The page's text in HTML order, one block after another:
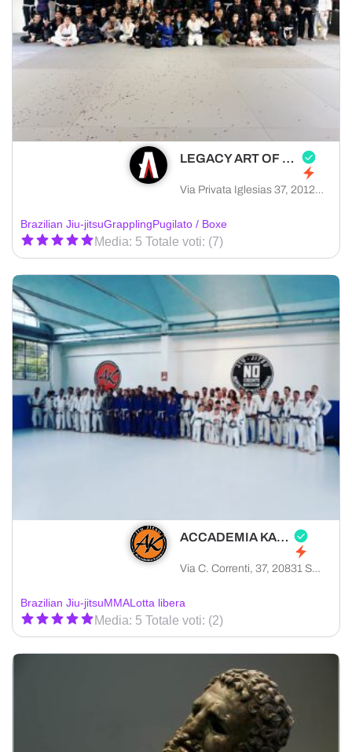
LEGACY ART OF FIGHTING
Via Privata Iglesias 37, 20128 Milano città metropolitana di Milano, Italia
Brazilian Jiu-jitsuGrapplingPugilato / Boxe
Media: 5 Totale voti: (7)
ACCADEMIA KAMA
Via C. Correnti, 37, 20831 Seregno MB, Italia
Brazilian Jiu-jitsuMMALotta libera
Media: 5 Totale voti: (2)